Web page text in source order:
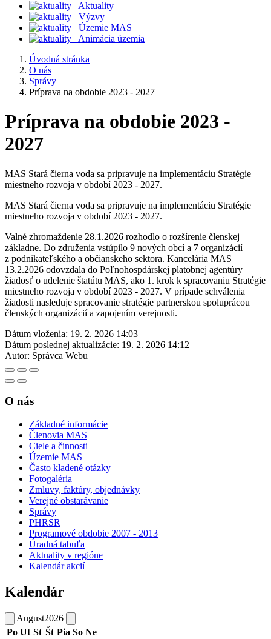
Aktuality
Výzvy
Územie MAS
Animácia územia
Úvodná stránka
O nás
Správy
Príprava na obdobie 2023 - 2027
Príprava na obdobie 2023 -
2027
MAS Stará čierna voda sa pripravuje na implementáciu Stratégie
miestneho rozvoja v období 2023 - 2027.
MAS Stará čierna voda sa pripravuje na implementáciu Stratégie
miestneho rozvoja v období 2023 - 2027.
Valné zhromaždenie 28.1.2026 rozhodlo o rozšírenie členskej
základne. Do združenia vstúpilo 9 nových obcí a 7 organizácií
z podnikateľského a občianskeho sektora. Kancelária MAS
13.2.2026 odovzdala do Poľnohospdárskej platobnej agentúry
žiadosť o udelenie štatútu MAS, ako 1. krok k spracovaniu Stratégie
miestneho rozvoja v období 2023 - 2027. V prípade schválenia
žiadosti nasleduje spracovanie stratégie partnerskou spoluprácou
členských organizácií a zapojením verejnosti.
Dátum vloženia: 19. 2. 2026 14:03
Dátum poslednej aktualizácie: 19. 2. 2026 14:12
Autor: Správca Webu
O nás
Základné informácie
Členovia MAS
Ciele a činnosti
Územie MAS
Často kladené otázky
Fotogaléria
Zmluvy, faktúry, objednávky
Verejné obstarávanie
Správy
PHRSR
Programové obdobie 2007 - 2013
Úradná tabuľa
Aktuality v regióne
Kalendár akcií
Kalendár
August2026
Po Ut St Št Pia So Ne